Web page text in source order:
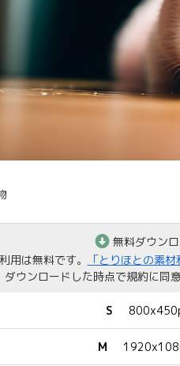
無料ダウン
用は無料です。
「とりほとの素材
ダウンロードした時点で規約に同
S
M